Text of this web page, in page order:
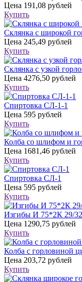
Цена 191,08 рублей
Купить
Склянка с широкой
Цена 245,49 рублей
Купить
Склянка с узкой
Цена 4276,50 рублей
Купить
Спиртовка СЛ-1-1
Цена 595 рублей
Купить
Колба со шлифом и
Цена 1681,46 рублей
Купить
Спиртовка СЛ-1
Цена 595 рублей
Купить
Изгибы И 75*2К 29/
Цена 1290,75 рублей
Купить
Колба с горловиной
Цена 203,72 рублей
Купить